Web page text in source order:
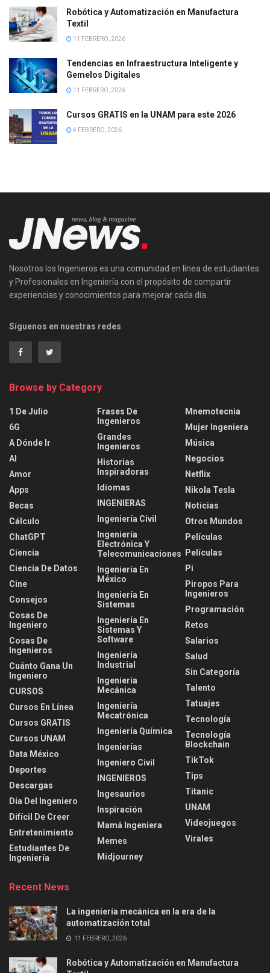
Robótica y Automatización en Manufactura
Textil
11 FEBRERO, 2026
Tendencias en Infraestructura Inteligente y
Gemelos Digitales
11 FEBRERO, 2026
Cursos GRATIS en la UNAM para este 2026
4 FEBRERO, 2026
Nosotros los Ingenieros es una comunidad en línea de estudiantes
y Profesionales en Ingeniería con el propósito de compartir
experiencias y conocimientos para mejorar cada día.
Síguenos en nuestras redes
Browse by Category
1 De Julio
6G
A Dónde Ir
AI
Amor
Apps
Becas
Cálculo
ChatGPT
Ciencia
Ciencia De Datos
Cine
Consejos
Cosas De
Ingeniero
Cosas De
Ingenieros
Cuánto Gana Un
Ingeniero
CURSOS
Cursos En Línea
Cursos GRATIS
Cursos UNAM
Data México
Deportes
Descargas
Día Del Ingeniero
Difícil De Creer
Entretenimiento
Estudiantes De
Ingeniería
Frases De
Ingenieros
Grandes
Ingenieros
Historias
Inspiradoras
Idiomas
INGENIERAS
Ingeniería Civil
Ingeniería
Electrónica Y
Telecomunicaciones
Ingeniería En
México
Ingeniería En
Sistemas
Ingeniería En
Sistemas Y
Software
Ingeniería
Industrial
Ingeniería
Mecánica
Ingeniería
Mecatrónica
Ingeniería Química
Ingenierías
Ingeniero Civil
INGENIEROS
Ingesaurios
Inspiración
Mamá Ingeniera
Memes
Midjourney
Mnemotecnia
Mujer Ingeniera
Música
Negocios
Netflix
Nikola Tesla
Noticias
Otros Mundos
Películas
Películas
Pi
Piropos Para
Ingenieros
Programación
Retos
Salarios
Salud
Sin Categoría
Talento
Tatuajes
Tecnología
Tecnología
Blockchain
TikTok
Tips
Titanic
UNAM
Videojuegos
Virales
Recent News
La ingeniería mecánica en la era de la
automatización total
11 FEBRERO, 2026
Robótica y Automatización en Manufactura